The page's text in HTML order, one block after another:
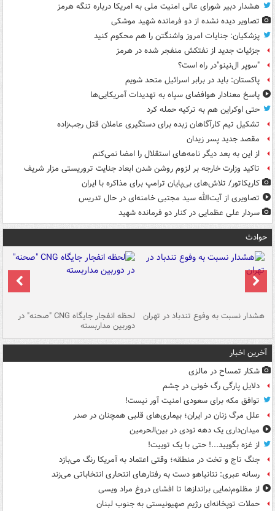
هشدار دبیر شورای عالی امنیت ملی به امریکا درباره تنگه هرمز
تصاویر دیده‌ نشده از دو فرمانده شهید موشکی
پزشکیان: جنایات امروز واشنگتن را هم محکوم کنید
جزئیات جدید از نفتکش منفجر شده در هرمز
"سوپر ال‌نینو"در راه است؟
پاکستان: باید در برابر اسرائیل متحد شویم
پاسخ معنادار هوافضای سپاه به تهدیدات آمریکایی‌ها
حتی اوکراین هم به ترکیه حمله کرد
تشکیل تیم کارآگاهان زبده برای دستگیری عاملان قتل رجب‌زاده
مقصد جدید پسر زیدان
از این به بعد دیگر نامه‌های استقلال را امضا نمی‌کنم
تاکید وزارت خارجه بر لزوم روشن شدن ابعاد جنایت تروریستی مزار شریف
کاریکاتور/ تلاش‌های بی‌پایان ترامپ برای مذاکره با ایران
تصاویری از آیت‌الله سید مجتبی خامنه‌ای در حال تدریس
سردار علی عظمایی در کنار دو فرمانده شهید
حوادث
هشدار نسبت به وفوع تندباد در تهران لحظه انفجار جایگاه CNG "صحنه" در
دوربین مداربسته
آخرین اخبار
شکار تمساح در مالزی
دلایل پارگی رگ خونی در چشم
توافق مکه برای سعودی امنیت آور نیست!
علل مرگ زنان در ایران؛ بیماری‌های قلبی همچنان در صدر
میدان‌داری یک دهه نودی در بین‌الحرمین
از غزه بگویید...! حتی با یک توییت!
جنگ تاج و تخت در منطقه؛ وقتی اعتماد به آمریکا رنگ می‌بازد
رسانه عبری: نتانیاهو دست به رفتارهای انتحاری انتخاباتی می‌زند
از مظلوم‌نمایی براندازها تا افشای دروغ مراد ویسی
حملات توپخانه‌ای رژیم صهیونیستی به جنوب لبنان